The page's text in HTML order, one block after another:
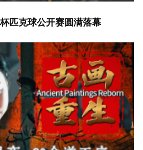
克球公开赛圆满落幕